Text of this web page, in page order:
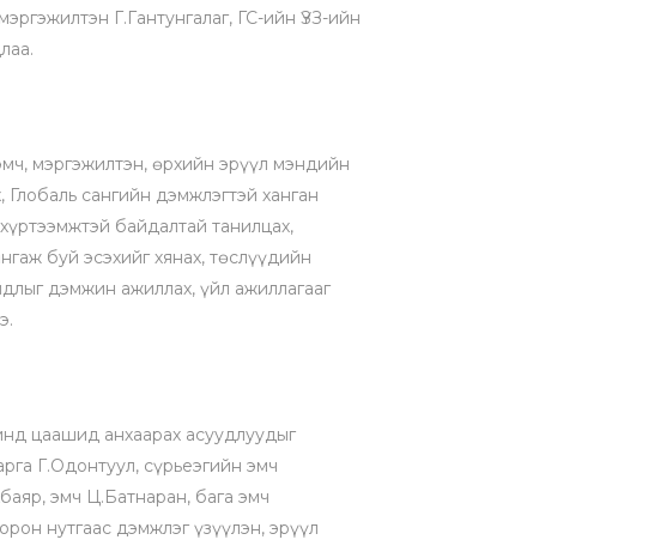
Г.Гантунгалаг, ГС-ийн ҮЗЗ-ийн
мэргэжилтэн, өрхийн эрүүл мэндийн
сангийн дэмжлэгтэй ханган
байдалтай танилцах,
буй эсэхийг хянах, төслүүдийн
дэмжин ажиллах, үйл ажиллагааг
цаашид анхаарах асуудлуудыг
Г.Одонтуул, сүрьеэгийн эмч
эмч Ц.Батнаран, бага эмч
нутгаас дэмжлэг үзүүлэн, эрүүл